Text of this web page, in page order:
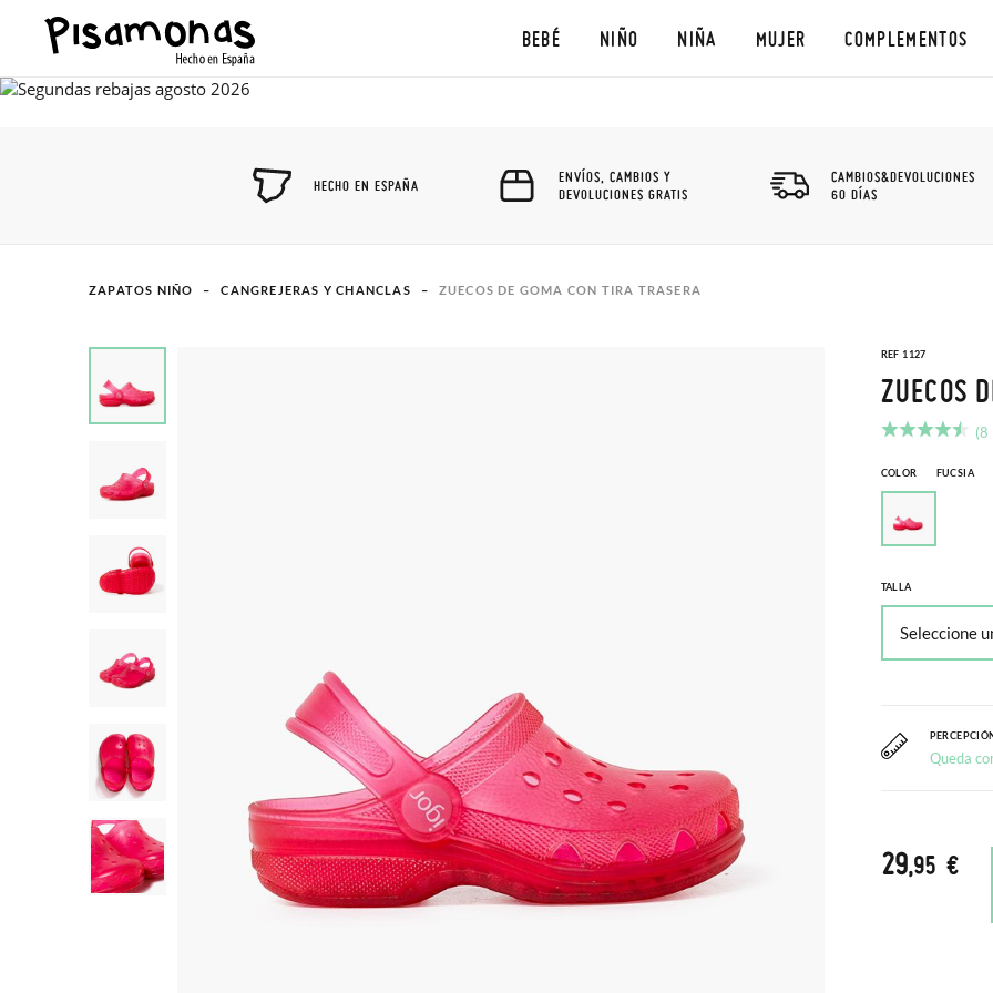
BEBÉ NIÑO NIÑA MUJER COMPLEMENTOS
HECHO EN ESPAÑA
ENVÍOS, CAMBIOS Y
DEVOLUCIONES GRATIS
CAMBIOS&DEVOLUCIONES
60 DÍAS
ZAPATOS NIÑO CANGREJERAS Y CHANCLAS ZUECOS DE GOMA CON TIRA TRASERA
REF 1127
ZUECOS
(8
COLOR FUCSIA
TALLA
Queda
29,95 €